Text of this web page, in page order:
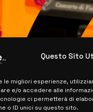
Questo Sito
le migliori esperienze,
e/o accedere alle
ci permetterà di
o ID unici su questo sito.